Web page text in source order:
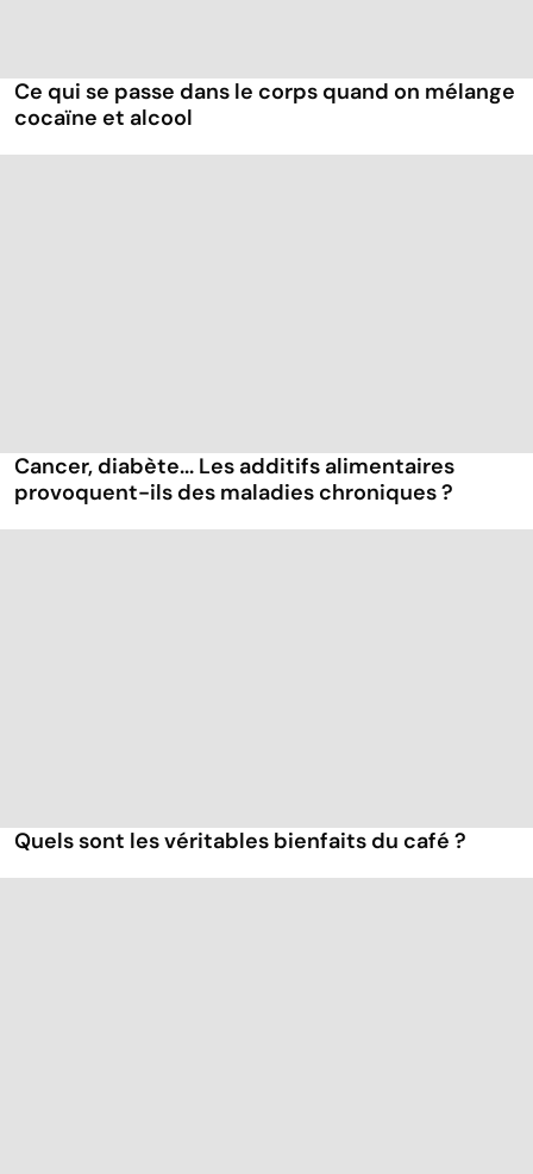
Ce qui se passe dans le corps quand on mélange
cocaïne et alcool
Cancer, diabète... Les additifs alimentaires
provoquent-ils des maladies chroniques ?
Quels sont les véritables bienfaits du café ?